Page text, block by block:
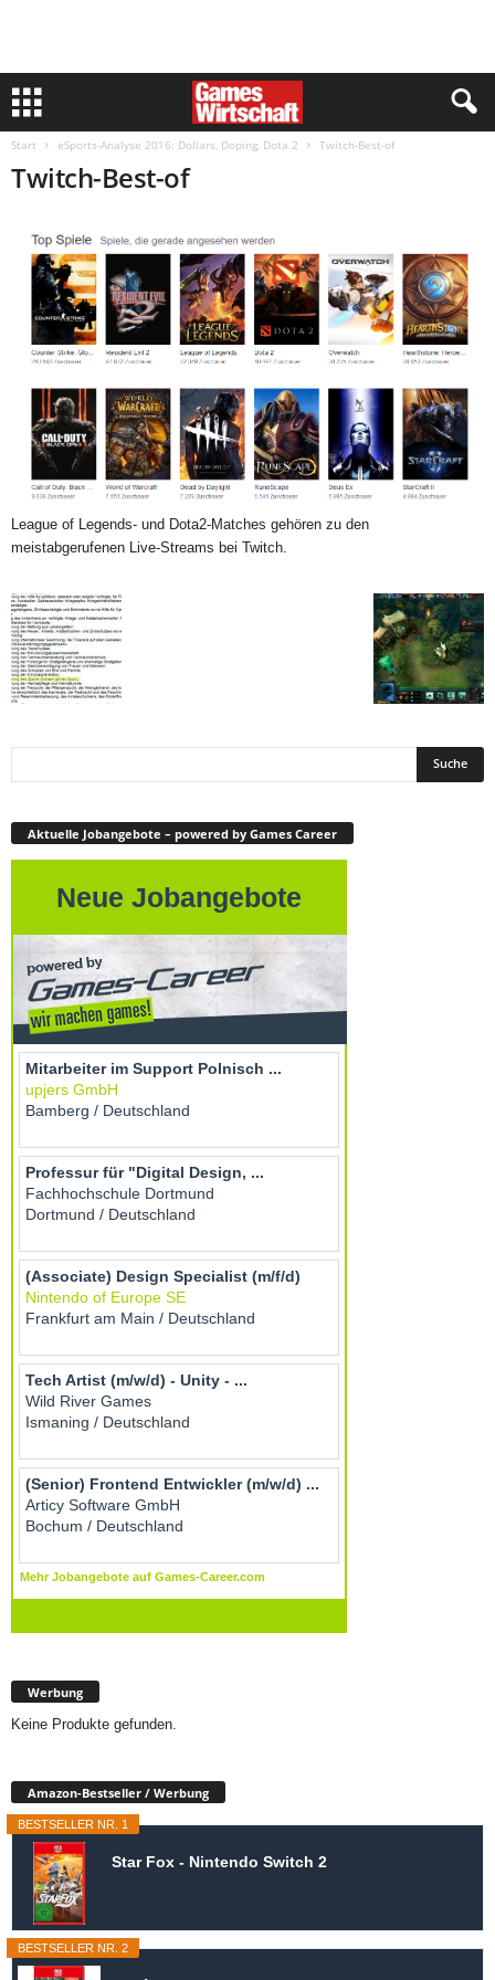
Start eSports-Analyse 2016: Dollars, Doping, Dota 2 Twitch-Best-of
Twitch-Best-of
League of Legends- und Dota2-Matches gehören zu den
meistabgerufenen Live-Streams bei Twitch.
Aktuelle Jobangebote – powered by Games Career
Werbung
Keine Produkte gefunden.
Amazon-Bestseller / Werbung
BESTSELLER NR. 1
Star Fox - Nintendo Switch 2
BESTSELLER NR. 2